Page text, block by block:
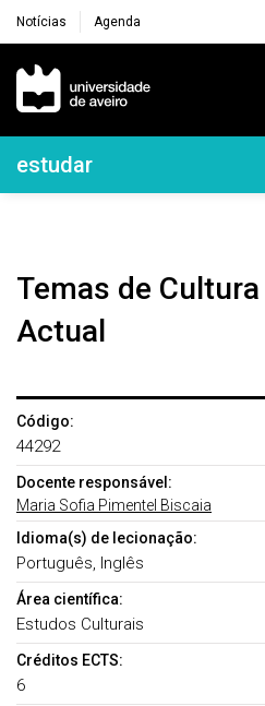
Notícias Agenda
Navegação Principal
Navegação Lateral
estudar
Temas de Cultura na Europa
Actual
Código:
44292
Docente responsável:
Maria Sofia Pimentel Biscaia
Idioma(s) de lecionação:
Português, Inglês
Área científica:
Estudos Culturais
Créditos ECTS:
6